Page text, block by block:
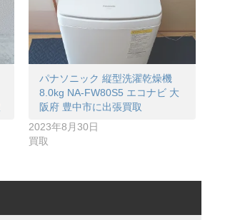
パナソニック 縦型洗濯乾燥機
8.0kg NA-FW80S5 エコナビ 大
阪府 豊中市に出張買取
2023年8月30日
買取